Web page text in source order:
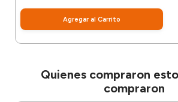
Agregar al Carrito
Quienes compraron
compraron